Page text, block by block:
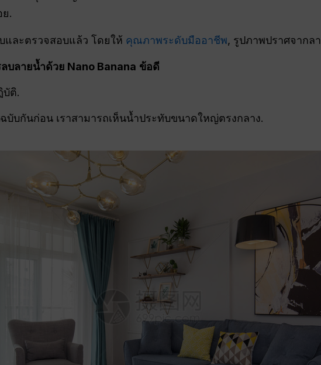
ย.
และตรวจสอบแล้ว โดยให้ คุณภาพระดับมืออาชีพ, รูปภาพปราศจาก
บลายน้ำด้วย Nano Banana ข้อดี
บัติ.
บกันก่อน เราสามารถเห็นน้ำประทับขนาดใหญ่ตรงกลาง.